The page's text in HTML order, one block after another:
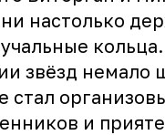
настолько
звёзд немало
и